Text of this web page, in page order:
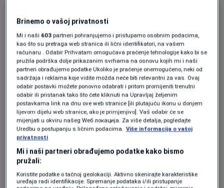
Više tema kao što je ova?
HOKEJAŠKA REPREZENTACIJA BIH SVJETSKO PRVENSTVO
Brinemo o vašoj privatnosti
Mi i naši 603 partneri pohranjujemo i pristupamo osobnim podacima,
kao što su pretraga web stranica ili lični identifikatori, na vašem
računaru . Odabir Prihvatam omogućava praćenje tehnologije kako bi se
pružila podrška dolje prikazanim svrhama na osnovu kojih mi i naši
partneri obrađujemo podatke Ukoliko je praćenje onemogućeno, neki od
sadržaja i reklama koje vidite možda neće biti relevantni za vas. Ovaj
odabir postavki možete ponovno odabrati i pritom promijeniti trenutni
odabir ili pristanak tako što ćete kliknuti na Upravljaj željenim
postavkama link na dnu ove web stranice [ili plutajuću ikonu u donjem
lijevom dijelu web stranice, ako je primjenjivo]. Vaš odabir će se
mijenjati u okviru našeg Wеб локација. Za više detalja, pogledajte
Uredbu o postupanju s ličnim podacima. Više informacija o vašoj
privatnosti
Mi i naši partneri obrađujemo podatke kako bismo
pružali:
Koristite podatke o tačnoj geolokaciji. Aktivno skenirajte karakteristike
uređaja radi identifikacije. Spremanje podataka i/ili pristupanje